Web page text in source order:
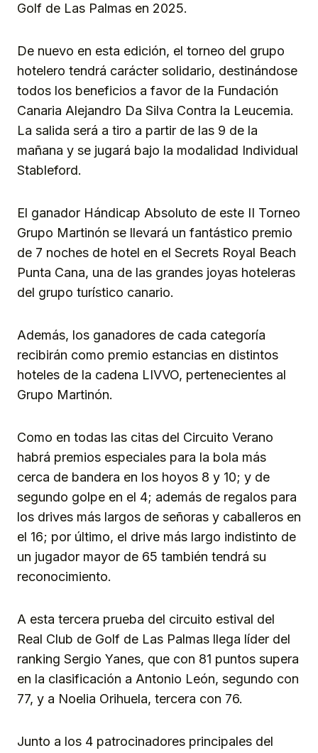
Golf de Las Palmas en 2025.
De nuevo en esta edición, el torneo del grupo
hotelero tendrá carácter solidario, destinándose
todos los beneficios a favor de la Fundación
Canaria Alejandro Da Silva Contra la Leucemia.
La salida será a tiro a partir de las 9 de la
mañana y se jugará bajo la modalidad Individual
Stableford.
El ganador Hándicap Absoluto de este II Torneo
Grupo Martinón se llevará un fantástico premio
de 7 noches de hotel en el Secrets Royal Beach
Punta Cana, una de las grandes joyas hoteleras
del grupo turístico canario.
Además, los ganadores de cada categoría
recibirán como premio estancias en distintos
hoteles de la cadena LIVVO, pertenecientes al
Grupo Martinón.
Como en todas las citas del Circuito Verano
habrá premios especiales para la bola más
cerca de bandera en los hoyos 8 y 10; y de
segundo golpe en el 4; además de regalos para
los drives más largos de señoras y caballeros en
el 16; por último, el drive más largo indistinto de
un jugador mayor de 65 también tendrá su
reconocimiento.
A esta tercera prueba del circuito estival del
Real Club de Golf de Las Palmas llega líder del
ranking Sergio Yanes, que con 81 puntos supera
en la clasificación a Antonio León, segundo con
77, y a Noelia Orihuela, tercera con 76.
Junto a los 4 patrocinadores principales del